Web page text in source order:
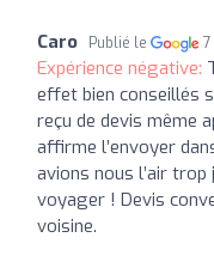
Caro Publié le
Expérience négative:
effet bien conseillés
reçu de devis même
affirme l’envoyer
avions nous l’air
voyager ! Devis
voisine.